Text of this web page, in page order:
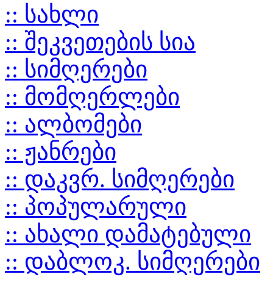
:: სახლი
:: შეკვეთების სია
:: სიმღერები
:: მომღერლები
:: ალბომები
:: ჟანრები
:: დაკვრ. სიმღერები
:: პოპულარული
:: ახალი დამატებული
:: დაბლოკ. სიმღერები